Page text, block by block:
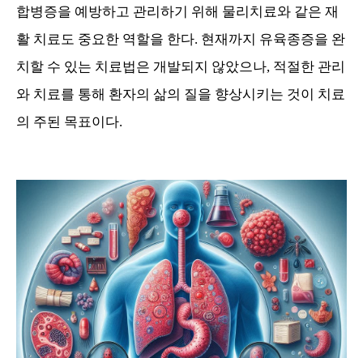
합병증을 예방하고 관리하기 위해 물리치료와 같은 재
활 치료도 중요한 역할을 한다. 현재까지 유육종증을 완
치할 수 있는 치료법은 개발되지 않았으나, 적절한 관리
와 치료를 통해 환자의 삶의 질을 향상시키는 것이 치료
의 주된 목표이다.